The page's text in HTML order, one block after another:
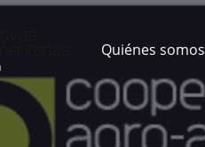
Quiénes somos